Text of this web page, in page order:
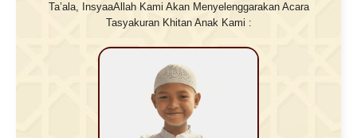
Ta’ala, InsyaaAllah Kami Akan Menyelenggarakan Acara
Tasyakuran Khitan Anak Kami :